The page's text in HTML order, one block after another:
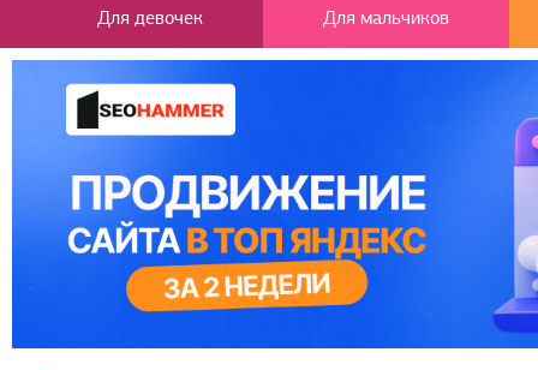
Для девочек Для мальчиков